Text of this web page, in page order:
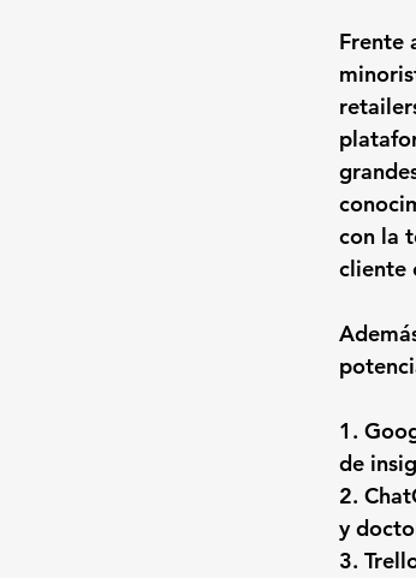
Frente
con la
cliente
1.
de
2.
y
3.